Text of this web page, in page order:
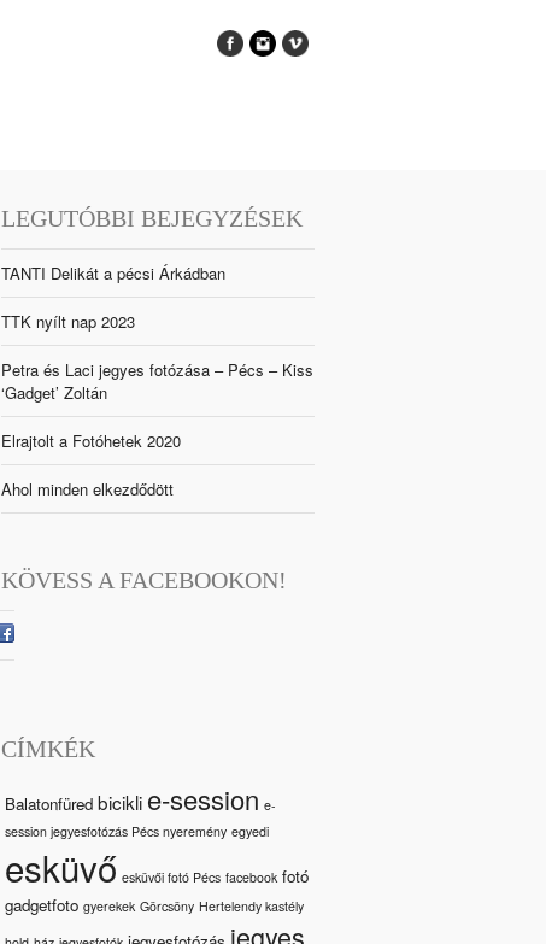
LEGUTÓBBI BEJEGYZÉSEK
TANTI Delikát a pécsi Árkádban
TTK nyílt nap 2023
Petra és Laci jegyes fotózása – Pécs – Kiss
‘Gadget’ Zoltán
Elrajtolt a Fotóhetek 2020
Ahol minden elkezdődött
KÖVESS A FACEBOOKON!
CÍMKÉK
Balatonfüred bicikli e-session e-
session jegyesfotózás Pécs nyeremény egyedi
esküvő esküvői fotó Pécs facebook fotó
gadgetfoto gyerekek Görcsöny Hertelendy kastély
jegyes